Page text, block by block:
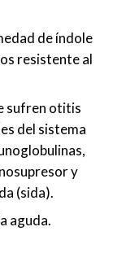
de índole
resistente al
sufren otitis
del sistema
y
(sida).
aguda.